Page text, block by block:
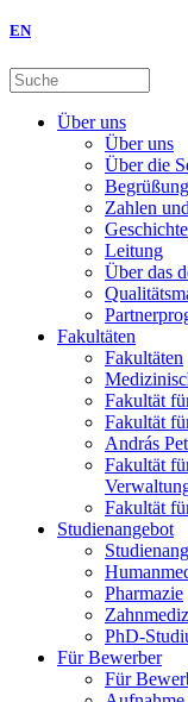
EN
Über uns
Über uns
Über die
Zahlen
Geschichte
Leitung
Über das
Fakultäten
Fakultäten
Fakultät
Fakultät
András
Fakultät
Fakultät
Studienangebot
Pharmazie
PhD-
Für Bewerber
Für